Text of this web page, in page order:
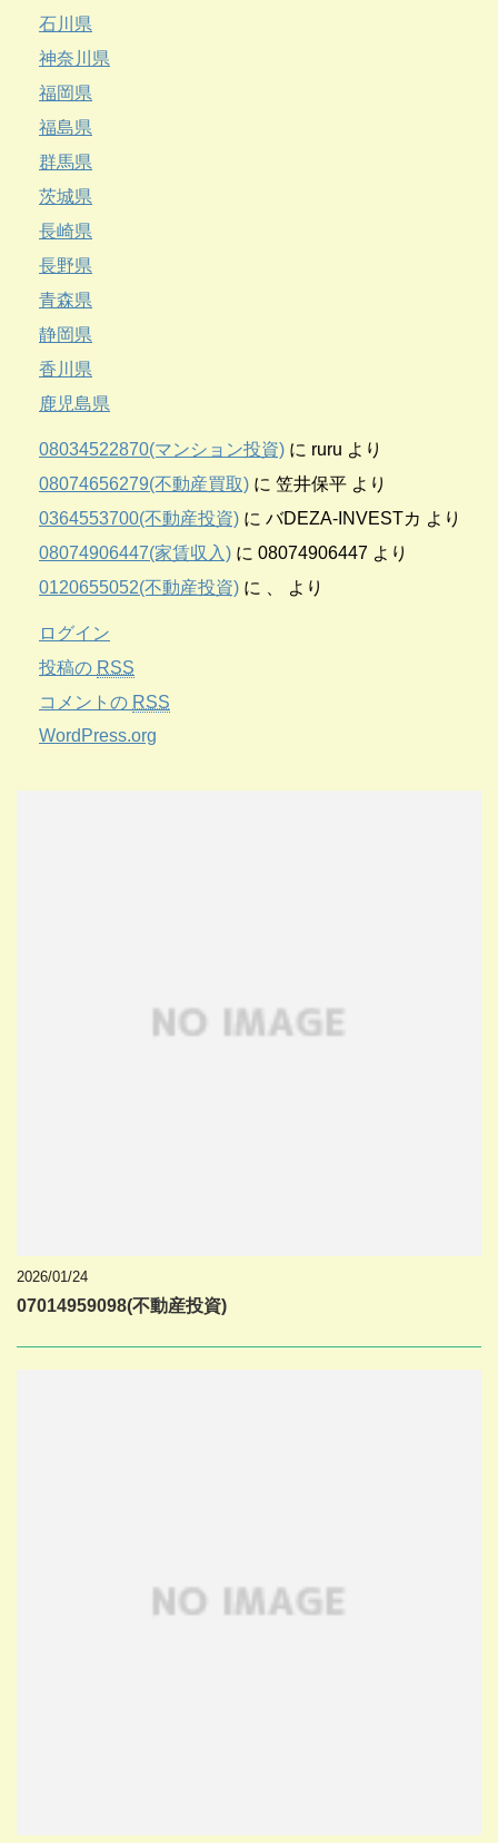
石川県
神奈川県
福岡県
福島県
群馬県
茨城県
長崎県
長野県
青森県
静岡県
香川県
鹿児島県
08034522870(マンション投資) に ruru より
08074656279(不動産買取) に 笠井保平 より
0364553700(不動産投資) に バDEZA-INVESTカ より
08074906447(家賃収入) に 08074906447 より
0120655052(不動産投資) に より
ログイン
投稿の RSS
コメントの RSS
WordPress.org
2026/01/24
07014959098(不動産投資)